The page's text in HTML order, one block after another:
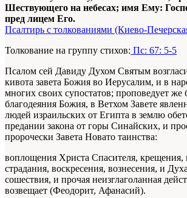
Шествующего на небесах; имя Ему:
пред лицем Его.
Псалтирь с толкованиями (Киево-
Толкование на группу стихов: Пс: 67: 5-5
Псалом сей Давиду Духом Святым
кивота завета Божия во Иерусалим, и в
многих своих супостатов; проповедует же
благодеяния Божия, в Ветхом Завете
людей израильских от Египта в землю
предании закона от горы Синайских, и
пророчески Завета Новато таинства:
воплощения Христа Спасителя, крещения,
страдания, воскресения, вознесения, и
сошествия, и прочая неизглаголанная
возвещает (Феодорит, Афанасий).